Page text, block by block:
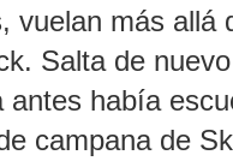
vuelan más
Salta de
antes había
campana de